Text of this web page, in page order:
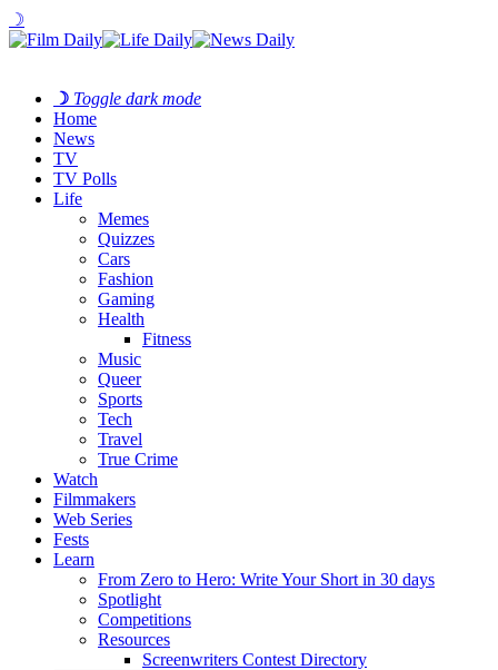
☽
☽ Toggle dark mode
Home
News
TV
TV Polls
Life
Memes
Quizzes
Cars
Fashion
Gaming
Health
Fitness
Music
Queer
Sports
Tech
Travel
True Crime
Watch
Filmmakers
Web Series
Fests
Learn
From Zero to Hero: Write Your Short in 30 days
Spotlight
Competitions
Resources
Screenwriters Contest Directory